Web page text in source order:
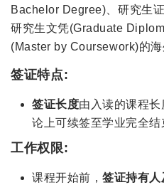
Bachelor Degree)、研究生
研究生文凭(Graduate
(Master by Coursework)的海
签证特点:
签证长度由入读的课程
论上可续签至学业完全结
工作权限:
课程开始前，签证持有人